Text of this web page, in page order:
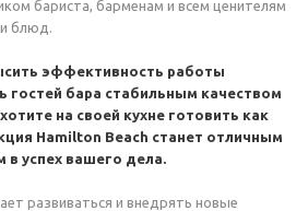
бариста, барменам и всем ценителям
и блюд.
эффективность работы
гостей бара стабильным качеством
на своей кухне готовить как
Hamilton Beach станет отличным
успех вашего дела.
развиваться и внедрять новые